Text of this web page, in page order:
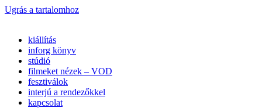
Ugrás a tartalomhoz
kiállítás
inforg könyv
stúdió
filmeket nézek – VOD
fesztiválok
interjú a rendezőkkel
kapcsolat